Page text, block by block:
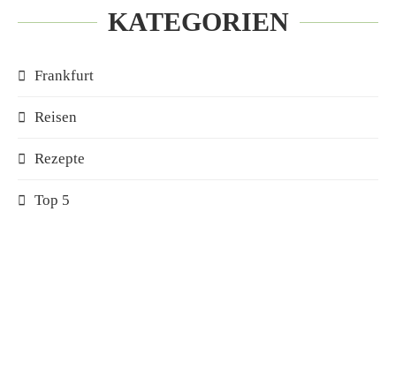
KATEGORIEN
Frankfurt
Reisen
Rezepte
Top 5